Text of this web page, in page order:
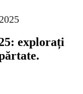
explorați